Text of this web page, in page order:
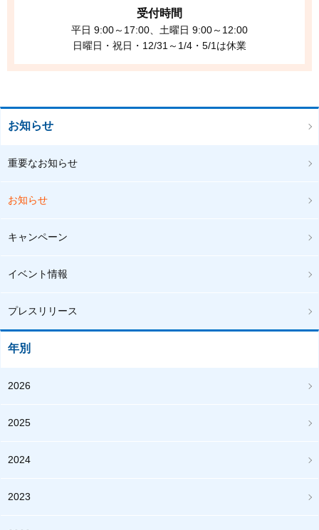
受付時間
平日 9:00～17:00、土曜日 9:00～12:00
日曜日・祝日・12/31～1/4・5/1は休業
お知らせ
重要なお知らせ
お知らせ
キャンペーン
イベント情報
プレスリリース
年別
2026
2025
2024
2023